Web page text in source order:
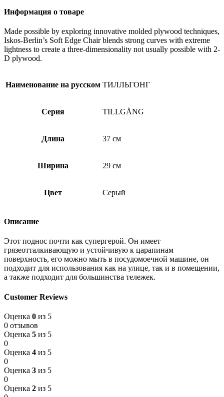
Информация о товаре
Made possible by exploring innovative molded plywood techniques,
Iskos-Berlin’s Soft Edge Chair blends strong curves with extreme
lightness to create a three-dimensionality not usually possible with 2-
D plywood.
Наименование на русском ТИЛЛЬГОНГ
Серия TILLGÅNG
Длина 37 см
Ширина 29 см
Цвет Серый
Описание
Этот поднос почти как супергерой. Он имеет
грязеотталкивающую и устойчивую к царапинам
поверхность, его можно мыть в посудомоечной машине, он
подходит для использования как на улице, так и в помещении,
а также подходит для большинства тележек.
Customer Reviews
Оценка 0 из 5
0 отзывов
Оценка 5 из 5
0
Оценка 4 из 5
0
Оценка 3 из 5
0
Оценка 2 из 5